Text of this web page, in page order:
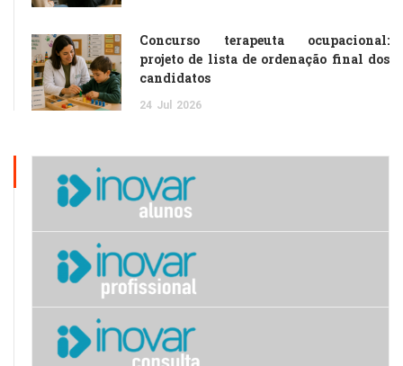
Concurso terapeuta ocupacional:
projeto de lista de ordenação final dos
candidatos
24 Jul 2026